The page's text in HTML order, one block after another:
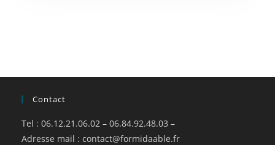
Contact
Tel : 06.12.21.06.02 – 06.84.92.48.03 –
Adresse mail : contact@formidaable.fr